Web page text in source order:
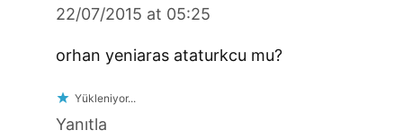
22/07/2015 at 05:25
orhan yeniaras ataturkcu mu?
Yükleniyor...
Yanıtla